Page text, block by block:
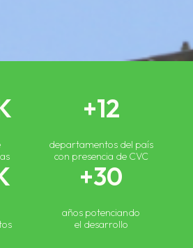
+12
departamentos del país
con presencia de CVC
+30
años potenciando
el desarrollo